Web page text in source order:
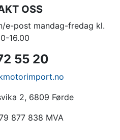
OSS
e-post mandag-fredag kl.
16.00
55 20
2, 6809 Førde
877 838 MVA